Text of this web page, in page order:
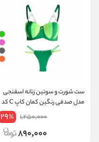
ست شورت و سوتین زنانه اسفنجی
مدل صدفی رنگین کمان کاپ C کد
1,250,000
29%
890,000